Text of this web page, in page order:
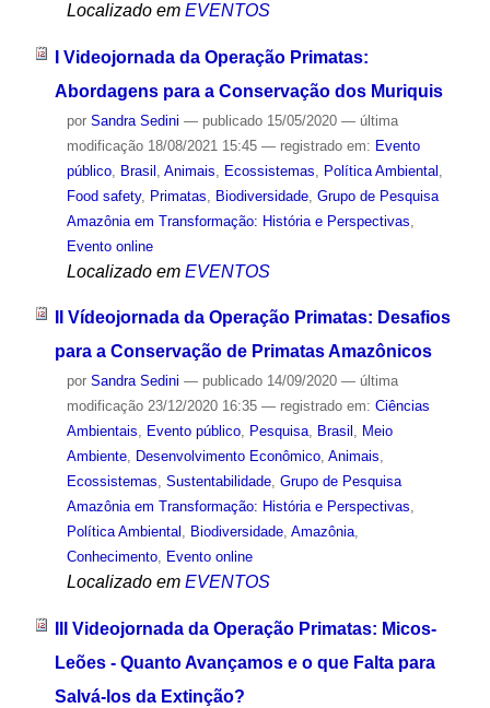
Localizado em EVENTOS
I Videojornada da Operação Primatas:
Abordagens para a Conservação dos Muriquis
por Sandra Sedini — publicado15/05/2020 — última
modificação18/08/2021 15:45 — registrado em: Evento
público, Brasil Animais Ecossistemas Política Ambiental
Food safety, Primatas Biodiversidade, Grupo de Pesquisa
Amazônia em Transformação: História e Perspectivas
Evento online
Localizado em EVENTOS
II Vídeojornada da Operação Primatas: Desafios
para a Conservação de Primatas Amazônicos
por Sandra Sedini — publicado14/09/2020 — última
modificação23/12/2020 16:35 — registrado em: Ciências
Ambientais, Evento público, Pesquisa, Brasil , Meio
Ambiente, Desenvolvimento Econômico, Animais,
Ecossistemas, Sustentabilidade, Grupo de Pesquisa
Amazônia em Transformação: História e Perspectivas,
Política Ambiental , Biodiversidade, Amazônia,
Conhecimento, Evento online
Localizado em EVENTOS
III Videojornada da Operação Primatas: Micos-
Leões - Quanto Avançamos e o que Falta para
Salvá-los da Extinção?